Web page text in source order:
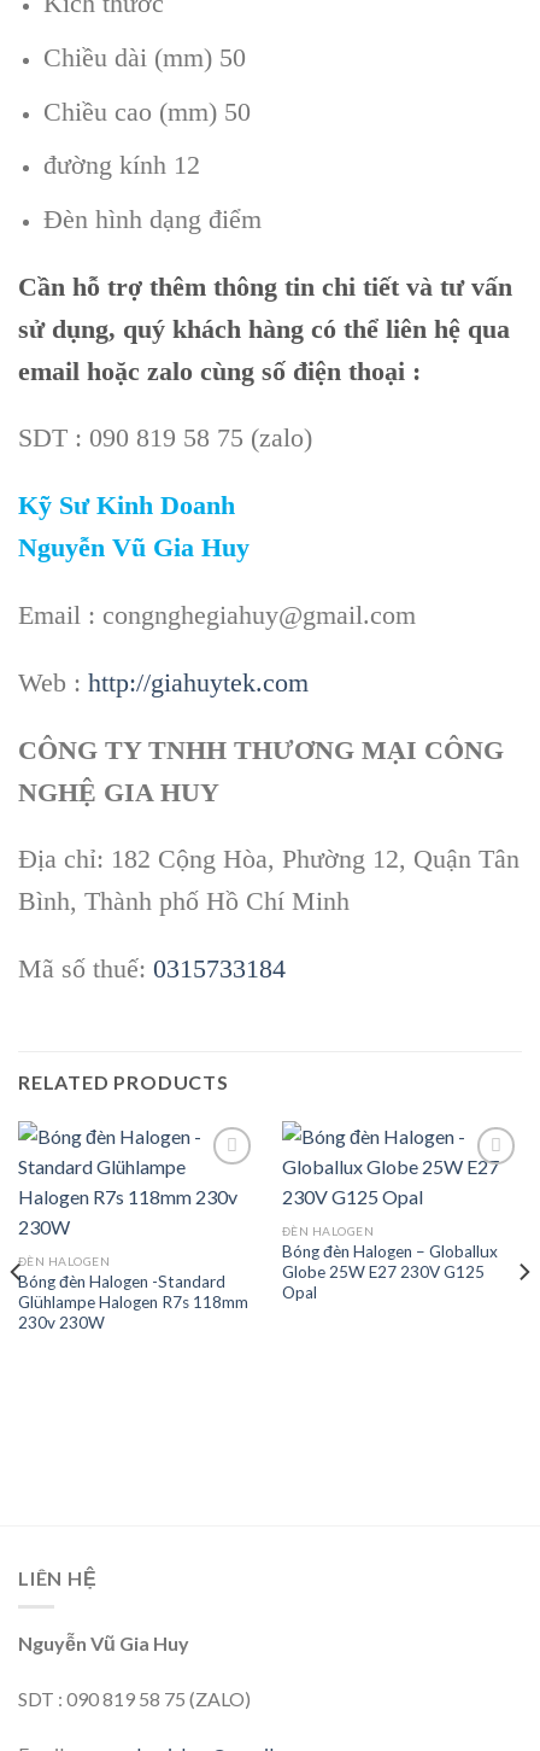
Chiều dài (mm) 50
Chiều cao (mm) 50
đường kính 12
Đèn hình dạng điểm
Cần hỗ trợ thêm thông tin chi tiết và tư vấn
sử dụng, quý khách hàng có thể liên hệ qua
email hoặc zalo cùng số điện thoại :
SDT : 090 819 58 75 (zalo)
Kỹ Sư Kinh Doanh
Nguyễn Vũ Gia Huy
Email : congnghegiahuy@gmail.com
Web : http://giahuytek.com
CÔNG TY TNHH THƯƠNG MẠI CÔNG
NGHỆ GIA HUY
Địa chỉ: 182 Cộng Hòa, Phường 12, Quận Tân
Bình, Thành phố Hồ Chí Minh
Mã số thuế: 0315733184
RELATED PRODUCTS
ĐÈN HALOGEN
Bóng đèn Halogen -Standard
Glühlampe Halogen R7s 118mm
230v 230W
ĐÈN HALOGEN
Bóng đèn Halogen – Globallux
Globe 25W E27 230V G125
Opal
LIÊN HỆ
Nguyễn Vũ Gia Huy
SDT : 090 819 58 75 (ZALO)